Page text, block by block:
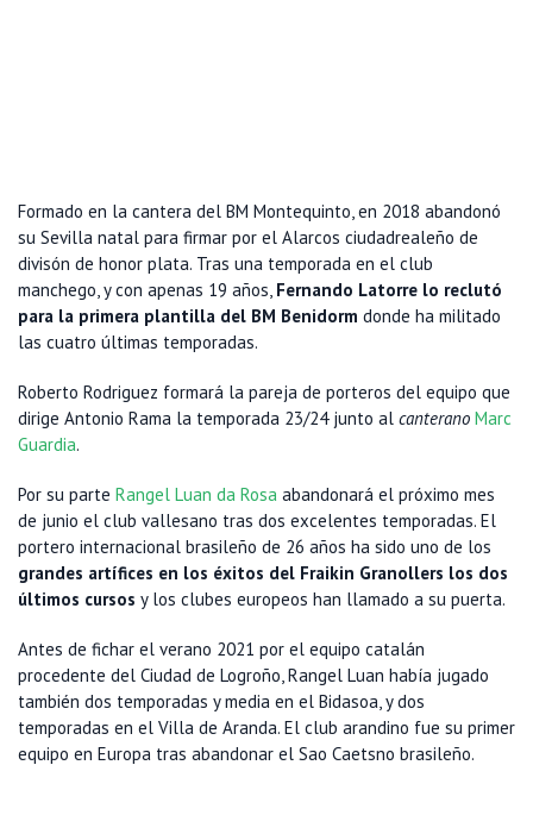
Formado en la cantera del BM Montequinto, en 2018 abandonó
su Sevilla natal para firmar por el Alarcos ciudadrealeño de
divisón de honor plata. Tras una temporada en el club
manchego, y con apenas 19 años, Fernando Latorre lo reclutó
para la primera plantilla del BM Benidorm donde ha militado
las cuatro últimas temporadas.
Roberto Rodriguez formará la pareja de porteros del equipo que
dirige Antonio Rama la temporada 23/24 junto al canterano Marc
Guardia.
Por su parte Rangel Luan da Rosa abandonará el próximo mes
de junio el club vallesano tras dos excelentes temporadas. El
portero internacional brasileño de 26 años ha sido uno de los
grandes artífices en los éxitos del Fraikin Granollers los dos
últimos cursos y los clubes europeos han llamado a su puerta.
Antes de fichar el verano 2021 por el equipo catalán
procedente del Ciudad de Logroño, Rangel Luan había jugado
también dos temporadas y media en el Bidasoa, y dos
temporadas en el Villa de Aranda. El club arandino fue su primer
equipo en Europa tras abandonar el Sao Caetsno brasileño.